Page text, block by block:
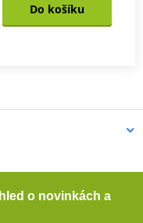
Do košíku
o novinkách a